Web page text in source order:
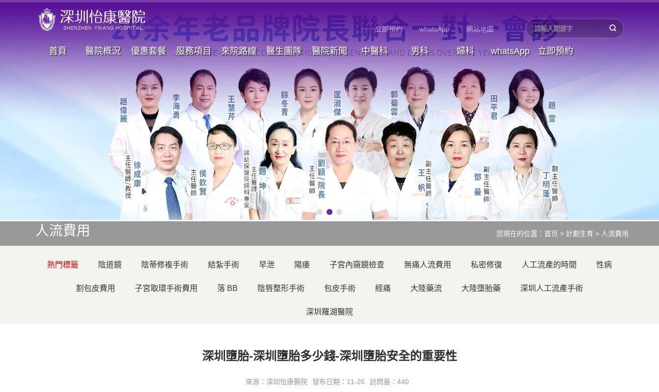
立即預約 whatsApp 網站地圖
首頁 醫院概況 優惠套餐 服務項目 來院路線 醫生團隊 醫院新聞 中醫科 男科 婦科 whatsApp 立即預約
人流費用 您現在的位置： 首页 > 計劃生育 > 人流費用
熱門標籤 陰道鏡 陰蒂修複手術 結紮手術 早泄 陽痿 子宮內窺鏡檢查 無痛人流費用 私密修復 人工流產的時間 性病
割包皮費用 子宮取環手術費用 落 BB 陰唇整形手術 包皮手術 經痛 大陸藥流 大陸墮胎藥 深圳人工流產手術
深圳羅湖醫院
深圳墮胎-深圳墮胎多少錢-深圳墮胎安全的重要性
來源：深圳怡康醫院 發布日期：11-26 訪問量：440